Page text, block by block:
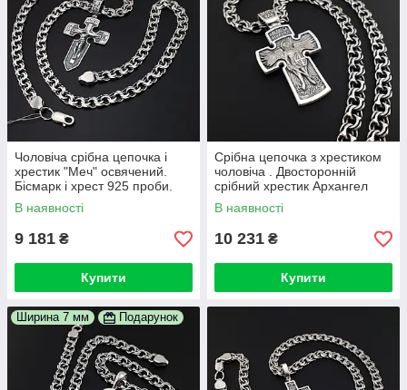
Чоловіча срібна цепочка і
хрестик "Меч" освячений.
Бісмарк і хрест 925 проби.
Довжина 50 см
В наявності
9 181 ₴
Купити
Срібна цепочка з хрестиком
чоловіча . Двосторонній
срібний хрестик Архангел
Михайло та ланцюжок
бісмарк. 50 см
В наявності
10 231 ₴
Купити
Ширина 7 мм Подарунок